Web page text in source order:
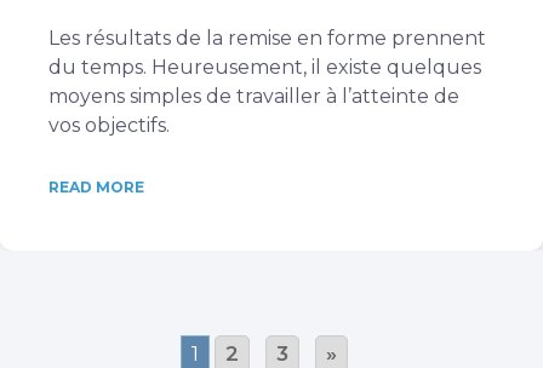
Les résultats de la remise en forme prennent
du temps. Heureusement, il existe quelques
moyens simples de travailler à l’atteinte de
vos objectifs.
READ MORE
1 2 3 »